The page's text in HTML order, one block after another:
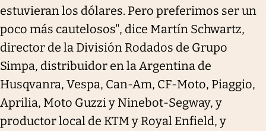
estuvieran los dólares. Pero preferimos ser un
poco más cautelosos", dice Martín Schwartz,
director de la División Rodados de Grupo
Simpa, distribuidor en la Argentina de
Husqvanra, Vespa, Can-Am, CF-Moto, Piaggio,
Aprilia, Moto Guzzi y Ninebot-Segway, y
productor local de KTM y Royal Enfield, y